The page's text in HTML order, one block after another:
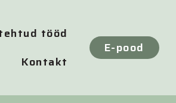
tööd
Kontakt
E-pood